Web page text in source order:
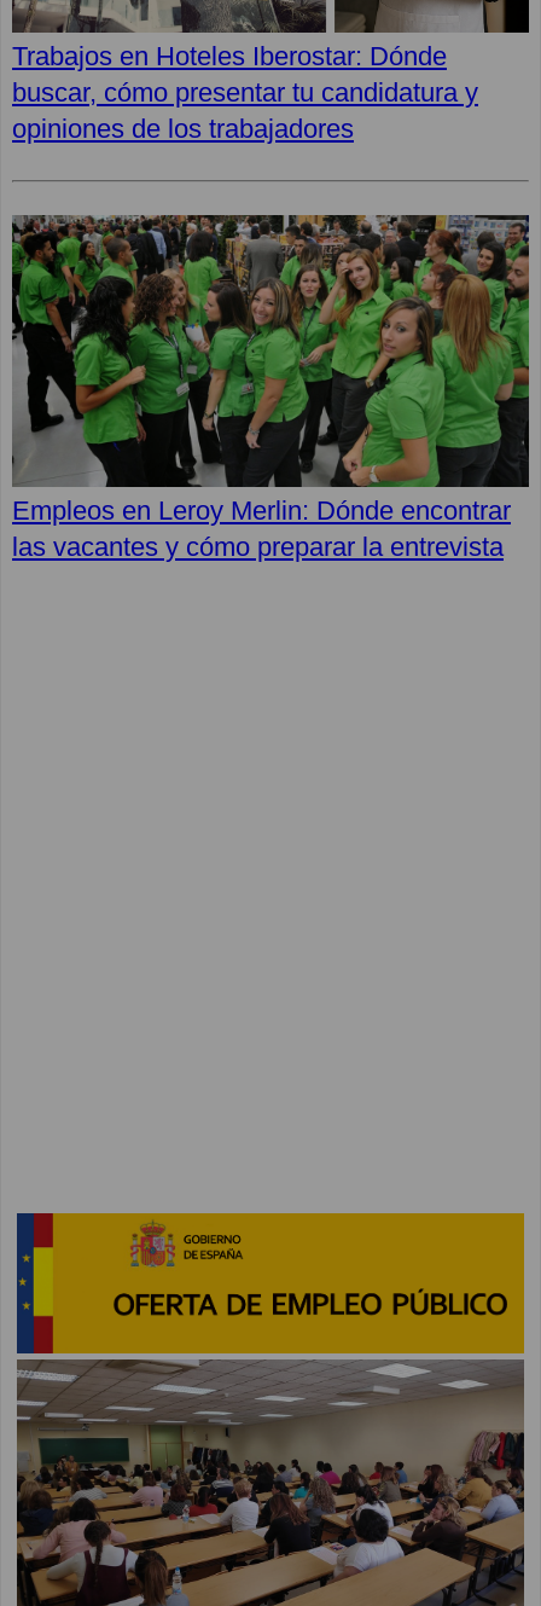
Trabajos en Hoteles Iberostar: Dónde
buscar, cómo presentar tu candidatura y
opiniones de los trabajadores
Empleos en Leroy Merlin: Dónde encontrar
las vacantes y cómo preparar la entrevista